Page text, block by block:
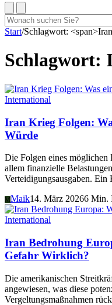
Suchen
nach:
Start/Schlagwort:
Schlagwort:
International
Iran Krieg Folgen:
Würde
Die Folgen eines
allem finanzielle
Verteidigungsausgaben.
M Maik14. März 20266 Min.
International
Iran Bedrohung
Gefahr Wirklich?
Die amerikanischen
angewiesen, was diese
Vergeltungsmaßnahmen